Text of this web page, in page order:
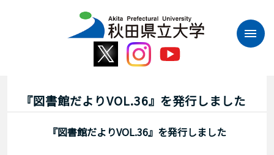
『図書館だよりVOL.36』を発行しました
『図書館だよりVOL.36』を発行しました